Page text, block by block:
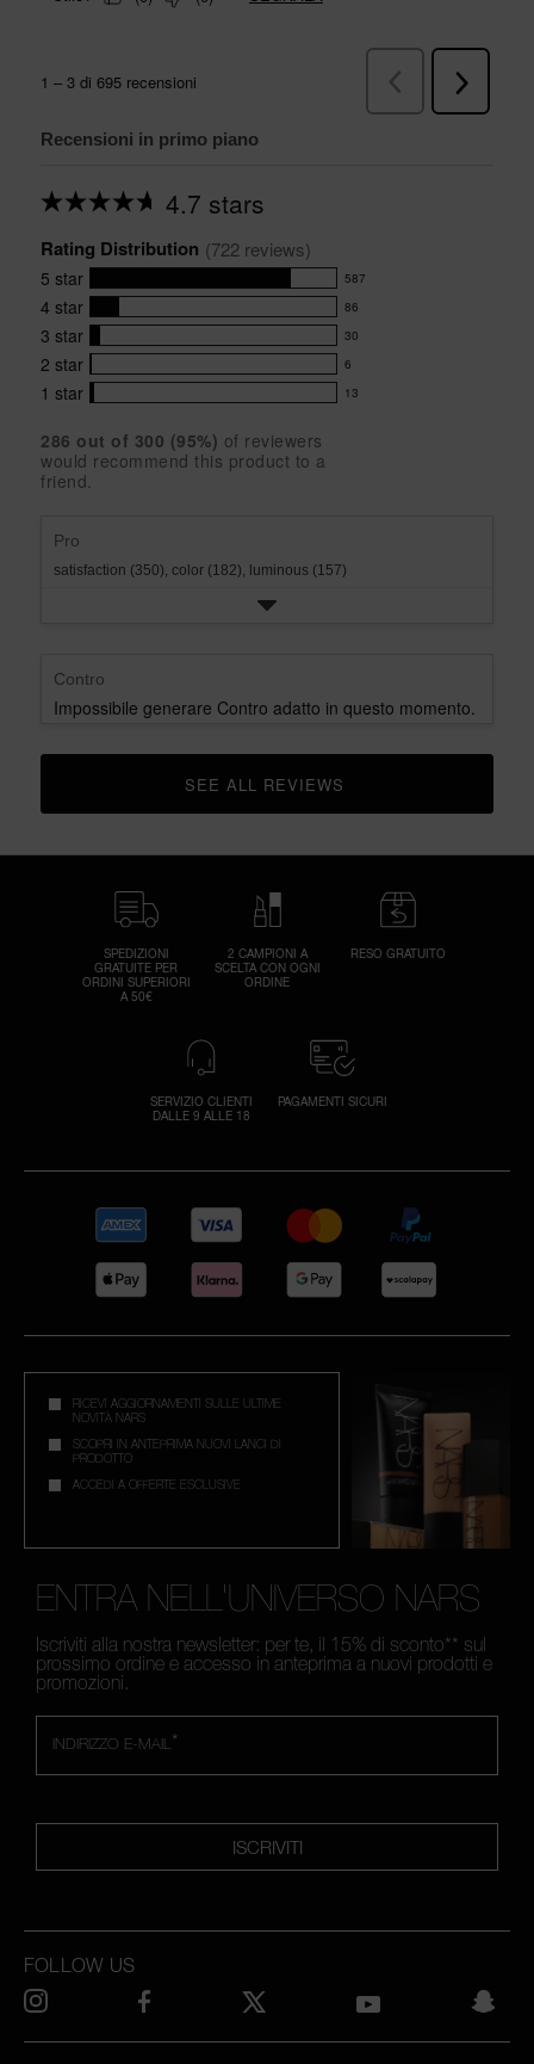
Recensioni in primo piano
4.7 stars
Average
for
this
product:
4.7
out
of
5
stars
Rating Distribution (722 reviews)
5 star 587
587
reviews
with
5
star
rating.
4 star 86
86
reviews
with
4
rating.
3 star 30
30
reviews
with
star
rating.
2 star 6
6
reviews
2
star
rating.
1 star 13
13
with
1
286 out of 300 (95%) of reviewers
would recommend this product to a
friend.
Pro
satisfaction (350), color (182), luminous (157)
Contro
Impossibile generare Contro adatto in questo momento.
CLICK TO GO TO ALL REVIEWS
SPEDIZIONI
GRATUITE PER
ORDINI SUPERIORI
A 50€
2 CAMPIONI A
SCELTA CON OGNI
ORDINE
RESO GRATUITO
SERVIZIO CLIENTI
DALLE 9 ALLE 18
PAGAMENTI SICURI
RICEVI AGGIORNAMENTI SULLE ULTIME
NOVITÀ NARS
SCOPRI IN ANTEPRIMA NUOVI LANCI DI
PRODOTTO
ACCEDI A OFFERTE ESCLUSIVE
ENTRA NELL'UNIVERSO NARS
Iscriviti alla nostra newsletter: per te, il 15% di sconto** sul
prossimo ordine e accesso in anteprima a nuovi prodotti e
promozioni.
*
INDIRIZZO E-MAIL
ISCRIVITI
FOLLOW US